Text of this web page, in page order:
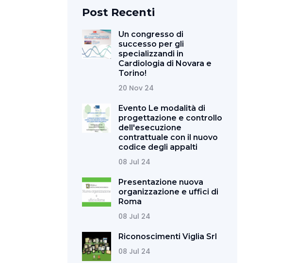
Post Recenti
Un congresso di
successo per gli
specializzandi in
Cardiologia di Novara e
Torino!
20 Nov 24
Evento Le modalità di
progettazione e controllo
dell'esecuzione
contrattuale con il nuovo
codice degli appalti
08 Jul 24
Presentazione nuova
organizzazione e uffici di
Roma
08 Jul 24
Riconoscimenti Viglia Srl
08 Jul 24